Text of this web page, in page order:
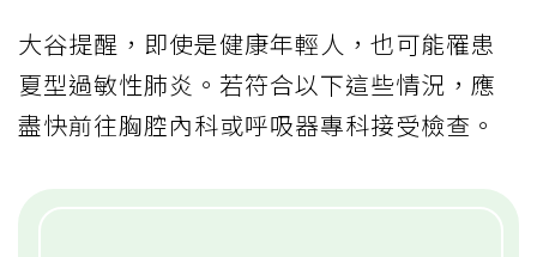
大谷提醒，即使是健康年輕人，也可能罹患
夏型過敏性肺炎。若符合以下這些情況，應
盡快前往胸腔內科或呼吸器專科接受檢查。